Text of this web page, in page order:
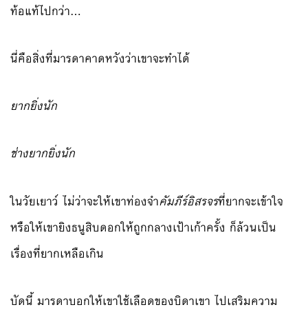
ท้อแท้ไปกว่า…
นี่คือสิ่งที่มารดาคาดหวังว่าเขาจะทำได้
ยากยิ่งนัก
ช่างยากยิ่งนัก
ในวัยเยาว์ ไม่ว่าจะให้เขาท่องจำคัมภีร์อิสรจรที่ยากจะเข้าใจ
หรือให้เขายิงธนูสิบดอกให้ถูกกลางเป้าเก้าครั้ง ก็ล้วนเป็น
เรื่องที่ยากเหลือเกิน
บัดนี้ มารดาบอกให้เขาใช้เลือดของบิดาเขา ไปเสริมความ